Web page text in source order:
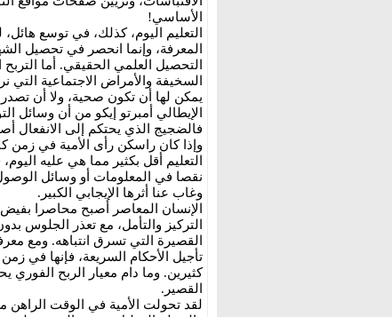
الأساسي!
التعليم اليوم، كذلك، في توسع
المعرفة، وإنما انحصر في تحصيل
التحصيل العلمي الحقيقي. أما
السخيفة والأمراض الاجتماعية التي
يمكن لها أن تكون صحية، ولا أن
الإيطالي أمبرتو إيكو من أن وسائل
فالضجيج الذي يحتكم إلى الانفعال
وإذا كان راسكن رأى الأمية في زمن
التعليم أقل بكثير مما هي عليه اليوم،
نقصا في المعلومات أو وسائل
وغاب عنا أثرها الإيجابي الكبير.
الإنسان المعاصر أصبح محاصرا
التركيز والتأمل، مع تعذر الجلوس
القصيرة التي تسرق انتباهه. ومع
تأجيل الأحكام السريعة، فإنها في
كثيرين. وما دام معيار الربح
القصير.
لقد تحولت الأمية في الوقت الراهن